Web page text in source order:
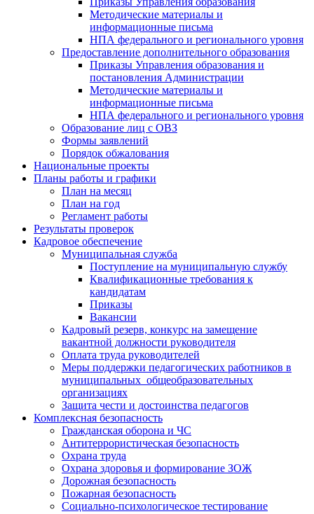
Методические материалы и
информационные письма
НПА федерального и регионального уровня
Предоставление дополнительного образования
Приказы Управления образования и
постановления Администрации
Методические материалы и
информационные письма
НПА федерального и регионального уровня
Образование лиц с ОВЗ
Формы заявлений
Порядок обжалования
Национальные проекты
Планы работы и графики
План на месяц
План на год
Регламент работы
Результаты проверок
Кадровое обеспечение
Муниципальная служба
Поступление на муниципальную службу
Квалификационные требования к
кандидатам
Приказы
Вакансии
Кадровый резерв, конкурс на замещение
вакантной должности руководителя
Оплата труда руководителей
Меры поддержки педагогических работников в
муниципальных общеобразовательных
организациях
Защита чести и достоинства педагогов
Комплексная безопасность
Гражданская оборона и ЧС
Антитеррористическая безопасность
Охрана труда
Охрана здоровья и формирование ЗОЖ
Дорожная безопасность
Пожарная безопасность
Социально-психологическое тестирование